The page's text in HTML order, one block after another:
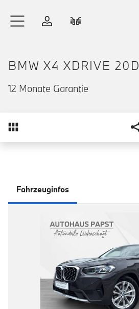
Anmelden
BMW X4 XDRIVE 20D
12 Monate Garantie
Fahrzeuginfos